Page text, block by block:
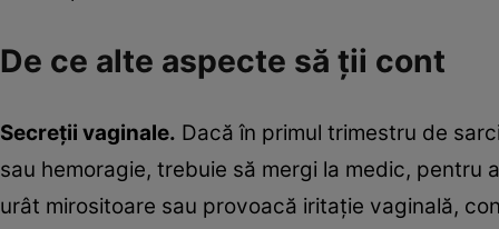
De ce alte aspecte să ţii cont
Secreţii vaginale. Dacă în primul trimestru de
sau hemoragie, trebuie să mergi la medic,
urât mirositoare sau provoacă iritaţie vaginală,